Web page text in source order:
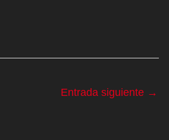
Entrada siguiente →